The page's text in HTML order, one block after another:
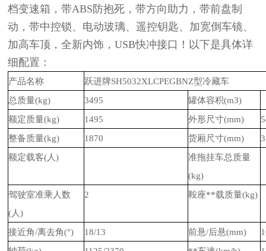
档变速箱，带ABS防抱死，带方向助力，带前盘制
动，带中控锁、电动玻璃、遥控钥匙、加宽倒车镜、
加高车顶，全新内饰，USB快冲接口！以下是具体详
细配置：
产品名称
跃进牌SH5032XLCPEGBNZ型冷藏车
总质量(kg)
3495
罐体容积(m3)
额定质量(kg)
1495 外形尺寸(mm)
整备质量(kg)
1870 货厢尺寸(mm)
额定载客(人)
准拖挂车总质量
(kg)
驾驶室准乘人数
(人)
2 鞍座**载质量(kg)
接近角/离去角(°) 18/13 前悬/后悬(mm)